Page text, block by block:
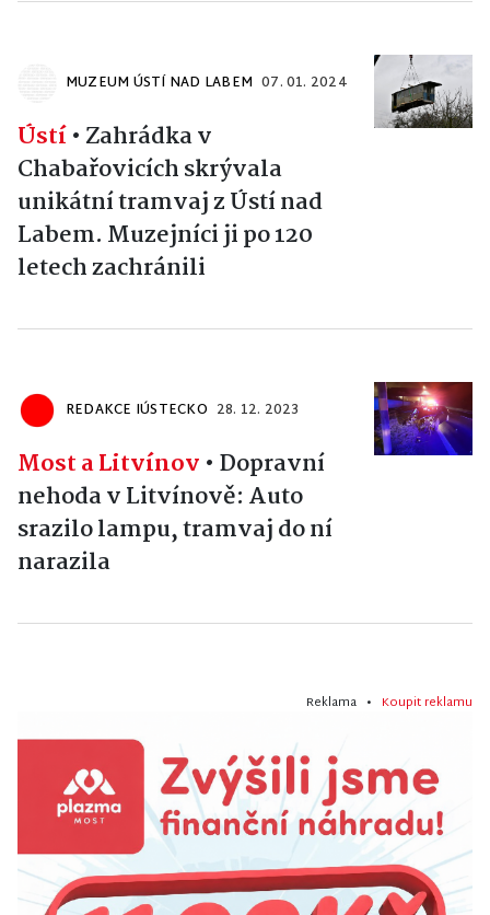
MUZEUM ÚSTÍ NAD LABEM 07. 01. 2024
Ústí• Zahrádka v
Chabařovicích skrývala
unikátní tramvaj z Ústí nad
Labem. Muzejníci ji po 120
letech zachránili
REDAKCE IÚSTECKO 28. 12. 2023
Most a Litvínov • Dopravní
nehoda v Litvínově: Auto
srazilo lampu, tramvaj do ní
narazila
Reklama • Koupit reklamu